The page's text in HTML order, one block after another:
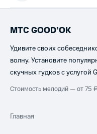
МТС GOOD’OK
Удивите своих
волну. Установите
скучных гудков с услугой
Стоимость мелодий — от 75
Главная